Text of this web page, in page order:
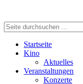
Startseite
Kino
Aktuelles
Veranstaltungen
Konzerte